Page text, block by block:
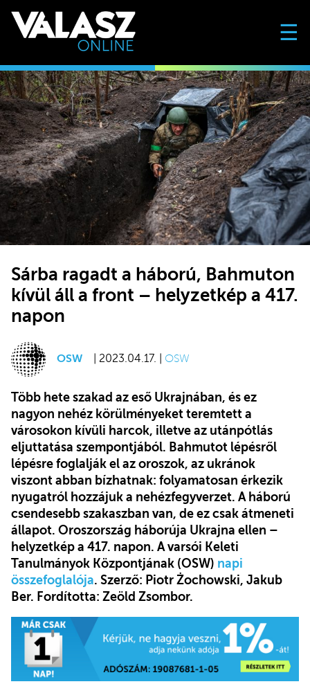
☰
Sárba ragadt a háború, Bahmuton
kívül áll a front – helyzetkép a 417.
napon
OSW | 2023.04.17. | OSW
Több hete szakad az eső Ukrajnában, és ez
nagyon nehéz körülményeket teremtett a
városokon kívüli harcok, illetve az utánpótlás
eljuttatása szempontjából. Bahmutot lépésről
lépésre foglalják el az oroszok, az ukránok
viszont abban bízhatnak: folyamatosan érkezik
nyugatról hozzájuk a nehézfegyverzet. A háború
csendesebb szakaszban van, de ez csak átmeneti
állapot. Oroszország háborúja Ukrajna ellen –
helyzetkép a 417. napon. A varsói Keleti
Tanulmányok Központjának (OSW) napi
összefoglalója. Szerző: Piotr Żochowski, Jakub
Ber. Fordította: Zeöld Zsombor.